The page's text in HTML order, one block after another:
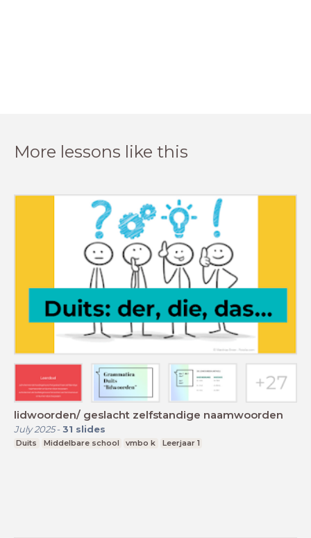
More lessons like this
lidwoorden/ geslacht zelfstandige naamwoorden
July 2025- 31 slides
Duits Middelbare school vmbo k Leerjaar 1